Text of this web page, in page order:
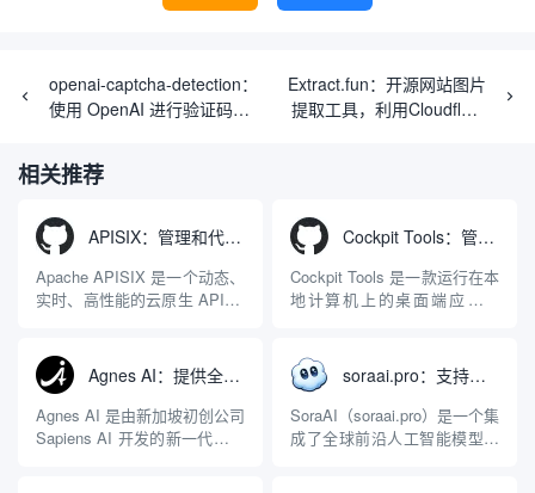
openai-captcha-detection：
使用 OpenAI 进行验证码识
Extract.fun：开源网站图片
提取工具，利用Cloudflare
相关推荐
APISIX：管理和代理API及大模型流量的高性能网关
Apache APISIX 是一个动态、
实时、高性能的云原生 API 网
LuaJIT 构建，并在 2019 年作
为顶级开源项目捐赠给
Apache 软件基金会。APISIX
彻底摒...
Cockpit Tools：管理多个AI编程IDE账号与配置多开独立实例的本地桌面应用
Cockpit Tools 是一款运行在本
地计算机上的桌面端应用程
程助手的账号与运行环境而设
计。它目前支持包括
Antigravity IDE、Codex、
GitHub Copilo...
Agnes AI：提供全模态模型免费API、支持图文视频生成与复杂工程执行的智能体平台
Agnes AI 是由新加坡初创公司
Sapiens AI 开发的新一代多模
soraai.pro：支持多模型文字转视频和图像生成的在线创作工具
SoraAI（soraai.pro）是一个集
成了全球前沿人工智能模型的